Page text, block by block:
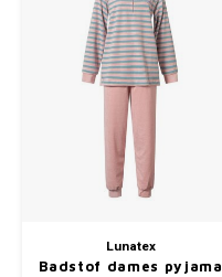
Lunatex
Badstof dames pyjama